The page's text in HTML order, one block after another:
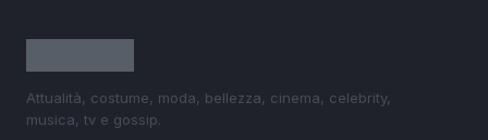
Attualità, costume, moda, bellezza, cinema, celebrity,
musica, tv e gossip.